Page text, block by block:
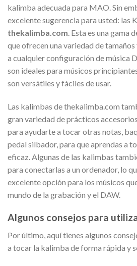
kalimba adecuada para MAO. Sin
excelente sugerencia para usted: las
thekalimba.com. Esta es una gama
que ofrecen una variedad de
a cualquier configuración de música
son ideales para músicos
son versátiles y fáciles de usar.
Las kalimbas de thekalimba.com
gran variedad de prácticos
para ayudarte a tocar otras notas,
pedal silbador, para que aprendas a
eficaz. Algunas de las kalimbas
para conectarlas a un ordenador, lo
excelente opción para los músicos
mundo de la grabación y el DAW.
Algunos consejos para
Por último, aquí tienes algunos
a tocar la kalimba de forma rápida y